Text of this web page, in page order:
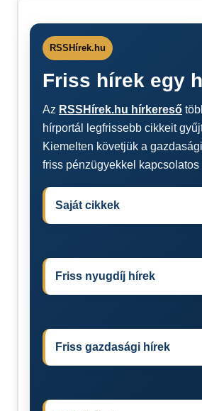
RSSHírek.hu
Friss hírek egy
Az RSSHírek.hu hírkereső
hírportál legfrissebb cikkeit
Kiemelten követjük a
friss pénzügyekkel kapcsolatos
Saját cikkek
Friss nyugdíj hírek
Friss gazdasági hírek